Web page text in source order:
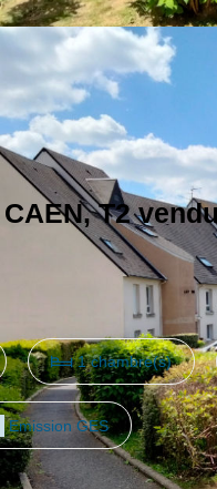
T2
1 chambre(s)
Emission GES